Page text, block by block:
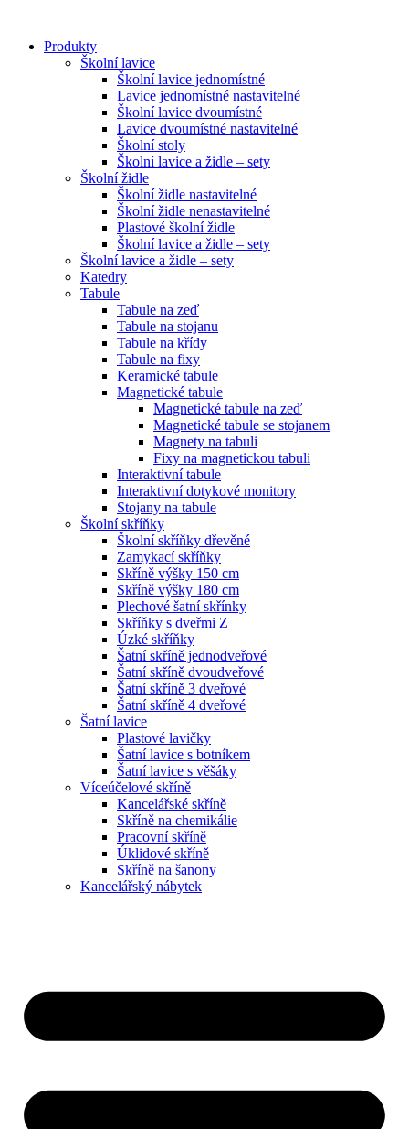
obsahuProdukty
Školní lavice
Školní lavice jednomístné
Lavice jednomístné nastavitelné
Školní lavice dvoumístné
Lavice dvoumístné nastavitelné
Školní stoly
Školní lavice a židle – sety
Školní židle
Školní židle nastavitelné
Školní židle nenastavitelné
Plastové školní židle
Školní lavice a židle – sety
Školní lavice a židle – sety
Katedry
Tabule
Tabule na zeď
Tabule na stojanu
Tabule na křídy
Tabule na fixy
Keramické tabule
Magnetické tabule
Magnetické tabule na zeď
Magnetické tabule se stojanem
Magnety na tabuli
Fixy na magnetickou tabuli
Interaktivní tabule
Interaktivní dotykové monitory
Stojany na tabule
Školní skříňky
Školní skříňky dřevěné
Zamykací skříňky
Skříně výšky 150 cm
Skříně výšky 180 cm
Plechové šatní skřínky
Skříňky s dveřmi Z
Úzké skříňky
Šatní skříně jednodveřové
Šatní skříně dvoudveřové
Šatní skříně 3 dveřové
Šatní skříně 4 dveřové
Šatní lavice
Plastové lavičky
Šatní lavice s botníkem
Šatní lavice s věšáky
Víceúčelové skříně
Kancelářské skříně
Skříně na chemikálie
Pracovní skříně
Úklidové skříně
Skříně na šanony
Kancelářský nábytek